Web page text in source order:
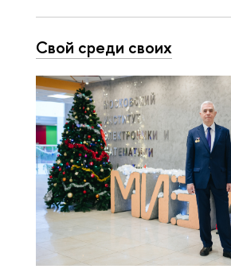
Свой среди своих